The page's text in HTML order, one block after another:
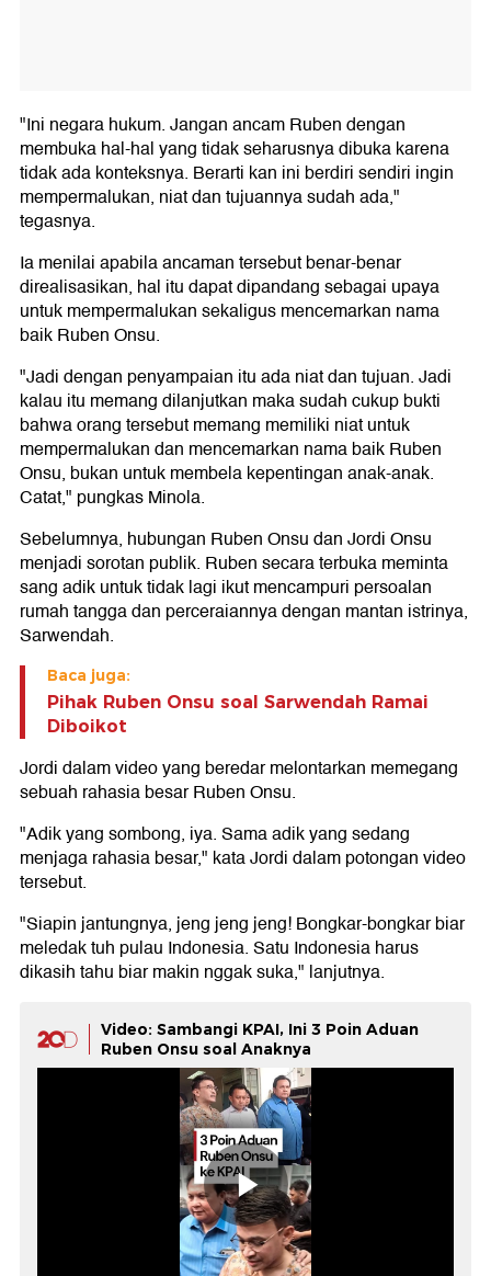
"Ini negara hukum. Jangan ancam Ruben dengan
membuka hal-hal yang tidak seharusnya dibuka karena
tidak ada konteksnya. Berarti kan ini berdiri sendiri ingin
mempermalukan, niat dan tujuannya sudah ada,"
tegasnya.
Ia menilai apabila ancaman tersebut benar-benar
direalisasikan, hal itu dapat dipandang sebagai upaya
untuk mempermalukan sekaligus mencemarkan nama
baik Ruben Onsu.
"Jadi dengan penyampaian itu ada niat dan tujuan. Jadi
kalau itu memang dilanjutkan maka sudah cukup bukti
bahwa orang tersebut memang memiliki niat untuk
mempermalukan dan mencemarkan nama baik Ruben
Onsu, bukan untuk membela kepentingan anak-anak.
Catat," pungkas Minola.
Sebelumnya, hubungan Ruben Onsu dan Jordi Onsu
menjadi sorotan publik. Ruben secara terbuka meminta
sang adik untuk tidak lagi ikut mencampuri persoalan
rumah tangga dan perceraiannya dengan mantan istrinya,
Sarwendah.
Baca juga:
Pihak Ruben Onsu soal Sarwendah Ramai
Diboikot
Jordi dalam video yang beredar melontarkan memegang
sebuah rahasia besar Ruben Onsu.
"Adik yang sombong, iya. Sama adik yang sedang
menjaga rahasia besar," kata Jordi dalam potongan video
tersebut.
"Siapin jantungnya, jeng jeng jeng! Bongkar-bongkar biar
meledak tuh pulau Indonesia. Satu Indonesia harus
dikasih tahu biar makin nggak suka," lanjutnya.
Video: Sambangi KPAI, Ini 3 Poin Aduan
Ruben Onsu soal Anaknya